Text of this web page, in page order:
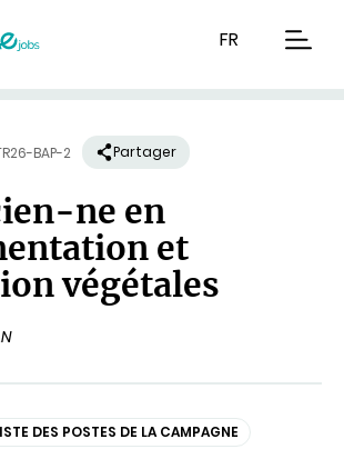
FR
BAP-2 Partager
ne en
et
végétales
DES POSTES DE LA CAMPAGNE